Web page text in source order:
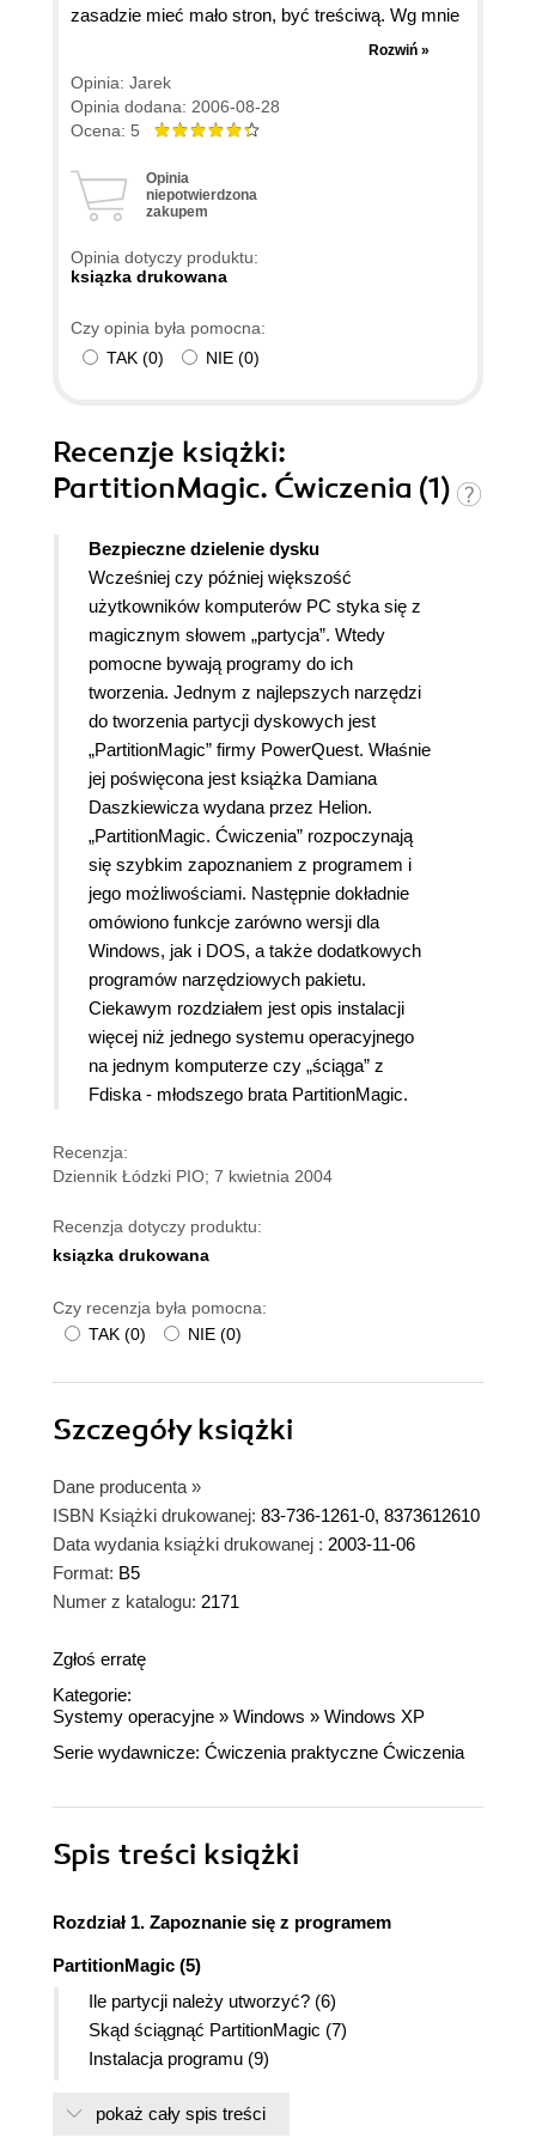
zasadzie mieć mało stron, być treściwą. Wg mnie
na tych 136 stronach mieści się więcej cennych
informacji, niżby można było z pozoru
przypuszczać. to duży plus. Generalnie treść
wyłożona jasnym językiem (no, może w kilku
ilustrowana i opisane czynności step by step, co
się chwali. Ocena? jak widać, pozytywna.
Rozwiń »
Opinia: Jarek
Opinia dodana: 2006-08-28
Ocena: 5
Opinia
niepotwierdzona
zakupem
Opinia dotyczy produktu:
ksiązka drukowana
Czy opinia była pomocna:
TAK (0) NIE (0)
Recenzje książki:
PartitionMagic. Ćwiczenia (1)
Bezpieczne dzielenie dysku
Wcześniej czy później większość
użytkowników komputerów PC styka się z
magicznym słowem „partycja”. Wtedy
pomocne bywają programy do ich
tworzenia. Jednym z najlepszych narzędzi
do tworzenia partycji dyskowych jest
„PartitionMagic” firmy PowerQuest. Właśnie
jej poświęcona jest książka Damiana
Daszkiewicza wydana przez Helion.
„PartitionMagic. Ćwiczenia” rozpoczynają
się szybkim zapoznaniem z programem i
jego możliwościami. Następnie dokładnie
omówiono funkcje zarówno wersji dla
Windows, jak i DOS, a także dodatkowych
programów narzędziowych pakietu.
Ciekawym rozdziałem jest opis instalacji
więcej niż jednego systemu operacyjnego
na jednym komputerze czy „ściąga” z
Fdiska - młodszego brata PartitionMagic.
Recenzja:
Dziennik Łódzki PIO; 7 kwietnia 2004
Recenzja dotyczy produktu:
ksiązka drukowana
Czy recenzja była pomocna:
TAK (0) NIE (0)
Szczegółyksiążki
Dane producenta »
ISBN Książki drukowanej: 83-736-1261-0, 8373612610
Data wydania książki drukowanej : 2003-11-06
Format: B5
Numer z katalogu: 2171
Zgłoś erratę
Kategorie:
Systemy operacyjne » Windows » Windows XP
Serie wydawnicze: Ćwiczenia praktyczne Ćwiczenia
Spis treści książki
Rozdział 1. Zapoznanie się z programem
PartitionMagic (5)
Ile partycji należy utworzyć? (6)
Skąd ściągnąć PartitionMagic (7)
Instalacja programu (9)
Rozdział 2. PartitionMagic dla Windows (21)
pokaż cały spis treści